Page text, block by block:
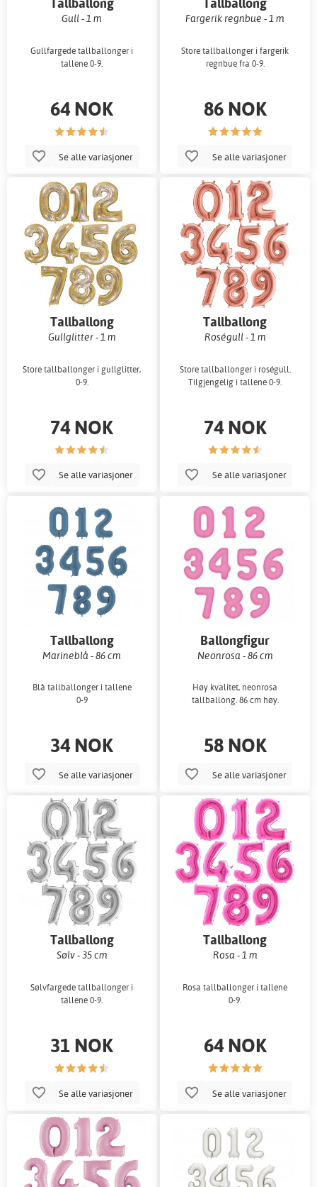
Tallballong
Gull - 1 m
Gullfargede tallballonger i
tallene 0-9.
64 NOK
Se alle variasjoner
Tallballong
Fargerik regnbue - 1 m
Store tallballonger i fargerik
regnbue fra 0-9.
86 NOK
Se alle variasjoner
Tallballong
Gullglitter - 1 m
Store tallballonger i gullglitter,
0-9.
74 NOK
Se alle variasjoner
Tallballong
Roségull - 1 m
Store tallballonger i roségull.
Tilgjengelig i tallene 0-9.
74 NOK
Se alle variasjoner
Tallballong
Marineblå - 86 cm
Blå tallballonger i tallene
0-9
34 NOK
Se alle variasjoner
Ballongfigur
Neonrosa - 86 cm
Høy kvalitet, neonrosa
tallballong. 86 cm høy.
58 NOK
Se alle variasjoner
Tallballong
Sølv - 35 cm
Sølvfargede tallballonger i
tallene 0-9.
31 NOK
Se alle variasjoner
Tallballong
Rosa - 1 m
Rosa tallballonger i tallene
0-9.
64 NOK
Se alle variasjoner